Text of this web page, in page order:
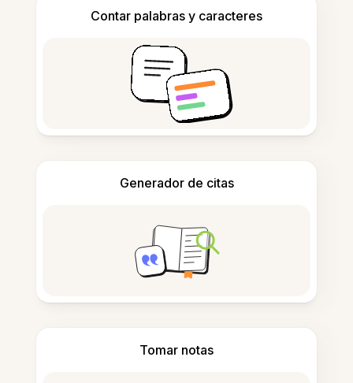
Contar palabras y caracteres
Generador de citas
Tomar notas